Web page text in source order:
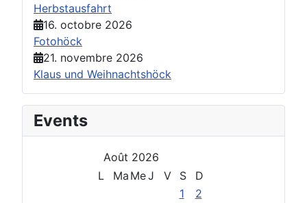
Herbstausfahrt
16. octobre 2026
Fotohöck
21. novembre 2026
Klaus und Weihnachtshöck
Events
Août 2026
L
Ma MeJ V S
D
1
2